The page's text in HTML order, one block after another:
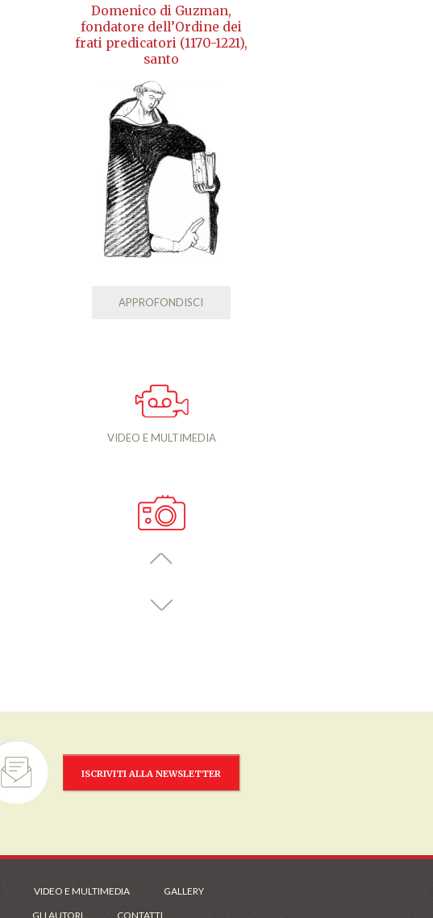
Domenico di Guzman,
fondatore dell’Ordine dei
frati predicatori (1170-1221),
santo
APPROFONDISCI
VIDEO E MULTIMEDIA
ISCRIVITI ALLA NEWSLETTER
VIDEO E MULTIMEDIA
GALLERY
GLI AUTORI CONTATTI